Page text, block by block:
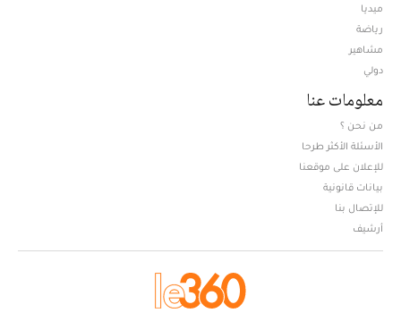
ميديا
رياضة
مشاهير
دولي
معلومات عنا
من نحن ؟
الأسئلة الأكثر طرحا
للإعلان على موقعنا
بيانات قانونية
للإتصال بنا
أرشيف